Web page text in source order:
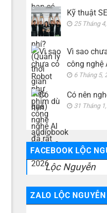
Kỹ thuật
25 Tháng
Vì sao
công nghệ
6 Tháng 5,
Có nên
31 Tháng
FACEBOOK LỘC
Lộc Nguyễn
ZALO LỘC NGUYỄN